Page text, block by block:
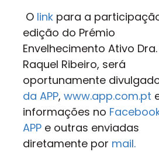
O link para a participação
edição do Prémio
Envelhecimento Ativo
Raquel Ribeiro, será
oportunamente
da APP, www.app.com.pt
informações no
APP e outras enviadas
diretamente por mail.